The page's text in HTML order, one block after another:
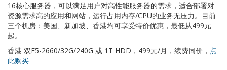
16核心服务器，可以满足用户对高性能服务器的需求，适合部署对
资源需求高的应用和网站，运行占用内存/CPU的业务无压力。目前
三个机房：美国、新加坡、香港均可享受特价优惠，最低从499元
起。
香港 双E5-2660/32G/240G 或 1T HDD，499元/月，续费同价， 点
此购买